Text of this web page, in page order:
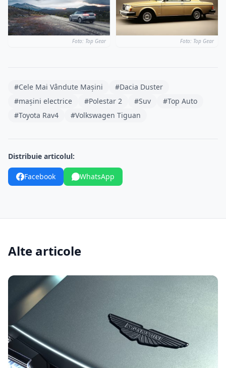
Foto: Top Gear Foto: Top Gear
#Cele Mai Vândute Mașini
#Dacia Duster
#mașini electrice
#Polestar 2 #Suv
#Top Auto
#Toyota Rav4
#Volkswagen Tiguan
Distribuie articolul:
Facebook WhatsApp
Alte articole